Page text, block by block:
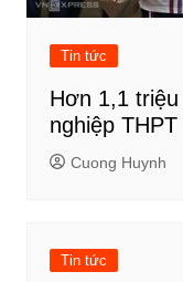
Tin tức
Hơn 1,1
nghiệp
Cuong Huynh
Tin tức